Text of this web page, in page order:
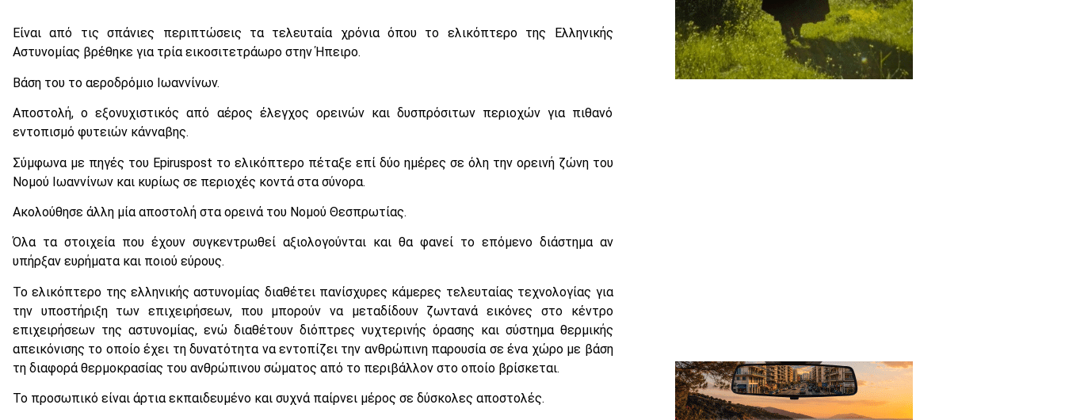
Είναι από τις σπάνιες περιπτώσεις τα τελευταία χρόνια όπου το ελικόπτερο της Ελληνικής
Αστυνομίας βρέθηκε για τρία εικοσιτετράωρο στην Ήπειρο.
Βάση του το αεροδρόμιο Ιωαννίνων.
Αποστολή, ο εξονυχιστικός από αέρος έλεγχος ορεινών και δυσπρόσιτων περιοχών για πιθανό
εντοπισμό φυτειών κάνναβης.
Σύμφωνα με πηγές του Epiruspost το ελικόπτερο πέταξε επί δύο ημέρες σε όλη την ορεινή ζώνη του
Νομού Ιωαννίνων και κυρίως σε περιοχές κοντά στα σύνορα.
Ακολούθησε άλλη μία αποστολή στα ορεινά του Νομού Θεσπρωτίας.
Όλα τα στοιχεία που έχουν συγκεντρωθεί αξιολογούνται και θα φανεί το επόμενο διάστημα αν
υπήρξαν ευρήματα και ποιού εύρους.
Το ελικόπτερο της ελληνικής αστυνομίας διαθέτει πανίσχυρες κάμερες τελευταίας τεχνολογίας για
την υποστήριξη των επιχειρήσεων, που μπορούν να μεταδίδουν ζωντανά εικόνες στο κέντρο
επιχειρήσεων της αστυνομίας, ενώ διαθέτουν διόπτρες νυχτερινής όρασης και σύστημα θερμικής
απεικόνισης το οποίο έχει τη δυνατότητα να εντοπίζει την ανθρώπινη παρουσία σε ένα χώρο με βάση
τη διαφορά θερμοκρασίας του ανθρώπινου σώματος από το περιβάλλον στο οποίο βρίσκεται.
Το προσωπικό είναι άρτια εκπαιδευμένο και συχνά παίρνει μέρος σε δύσκολες αποστολές.